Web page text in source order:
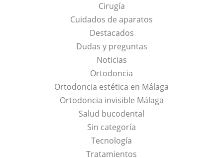
Cirugía
Cuidados de aparatos
Destacados
Dudas y preguntas
Noticias
Ortodoncia
Ortodoncia estética en Málaga
Ortodoncia invisible Málaga
Salud bucodental
Sin categoría
Tecnología
Tratamientos